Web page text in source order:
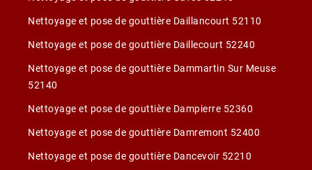
Nettoyage et pose de gouttière Daillancourt 52110
Nettoyage et pose de gouttière Daillecourt 52240
Nettoyage et pose de gouttière Dammartin Sur Meuse
52140
Nettoyage et pose de gouttière Dampierre 52360
Nettoyage et pose de gouttière Damremont 52400
Nettoyage et pose de gouttière Dancevoir 52210